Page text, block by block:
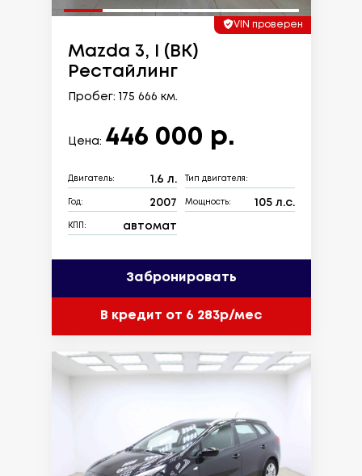
VIN проверен
Mazda 3, I (BK)
Рестайлинг
Пробег: 175 666 км.
Цена: 446 000 р.
Двигатель: 1.6 л. Тип двигателя:
Год: 2007 Мощность: 105 л.с.
КПП: автомат
Забронировать
В кредит от 6 283р/мес